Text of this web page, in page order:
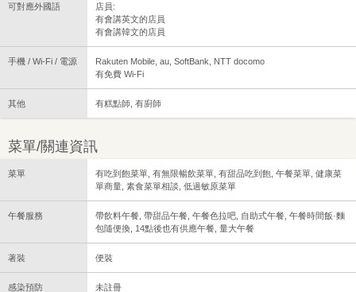
可對應外國語
店員:
有會講英文的店員
有會講韓文的店員
手機 / Wi-Fi / 電源
Rakuten Mobile, au, SoftBank, NTT docomo
有免費 Wi-Fi
其他 有糕點師, 有廚師
菜單/關連資訊
菜單
有吃到飽菜單, 有無限暢飲菜單, 有甜品吃到飽, 午餐菜單, 健康菜
單商量, 素食菜單相談, 低過敏原菜單
午餐服務
帶飲料午餐, 帶甜品午餐, 午餐色拉吧, 自助式午餐, 午餐時間飯·麵
包隨便換, 14點後也有供應午餐, 量大午餐
著裝 便裝
感染預防 未註冊